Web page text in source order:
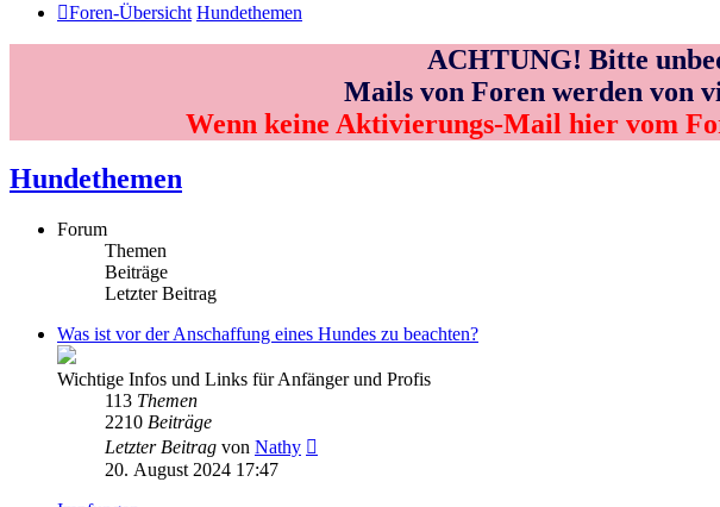
Foren-Übersicht Hundethemen
ACHTUNG! Bitte
Mails von Foren werden von
Wenn keine Aktivierungs-Mail hier vom
Hundethemen
Forum
Themen
Beiträge
Letzter Beitrag
Was ist vor der Anschaffung eines Hundes zu beachten?
Wichtige Infos und Links für Anfänger und Profis
113 Themen
2210 Beiträge
Letzter Beitrag von Nathy
20. August 2024 17:47